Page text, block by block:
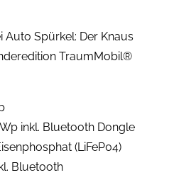
Auto Spürkel: Der Knaus
TraumMobil®
inkl. Bluetooth Dongle
(LiFeP04)
Bluetooth